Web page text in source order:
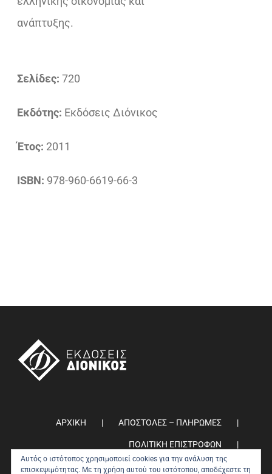
ανάπτυξης.
Σελίδες: 720
Εκδότης: Εκδόσεις Διόνικος
Έτος: 2011
ISBN: 978-960-6619-66-3
ΑΡΧΙΚΗ ΑΠΟΣΤΟΛΕΣ – ΠΛΗΡΩΜΕΣ
ΠΟΛΙΤΙΚΗ ΕΠΙΣΤΡΟΦΩΝ
ΠΟΛΙΤΙΚΗ ΑΠΟΡΡΗΤΟΥ 0
Αυτός ο ιστότοπος χρησιμοποιεί cookies για την ανάλυση της
επισκεψιμότητας. Με τη χρήση αυτού του ιστότοπου, αποδέχεστε τη